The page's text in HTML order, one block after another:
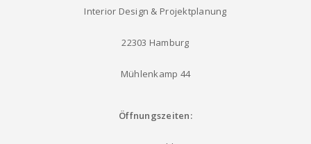
Interior Design & Projektplanung
22303 Hamburg
Mühlenkamp 44
Öffnungszeiten: